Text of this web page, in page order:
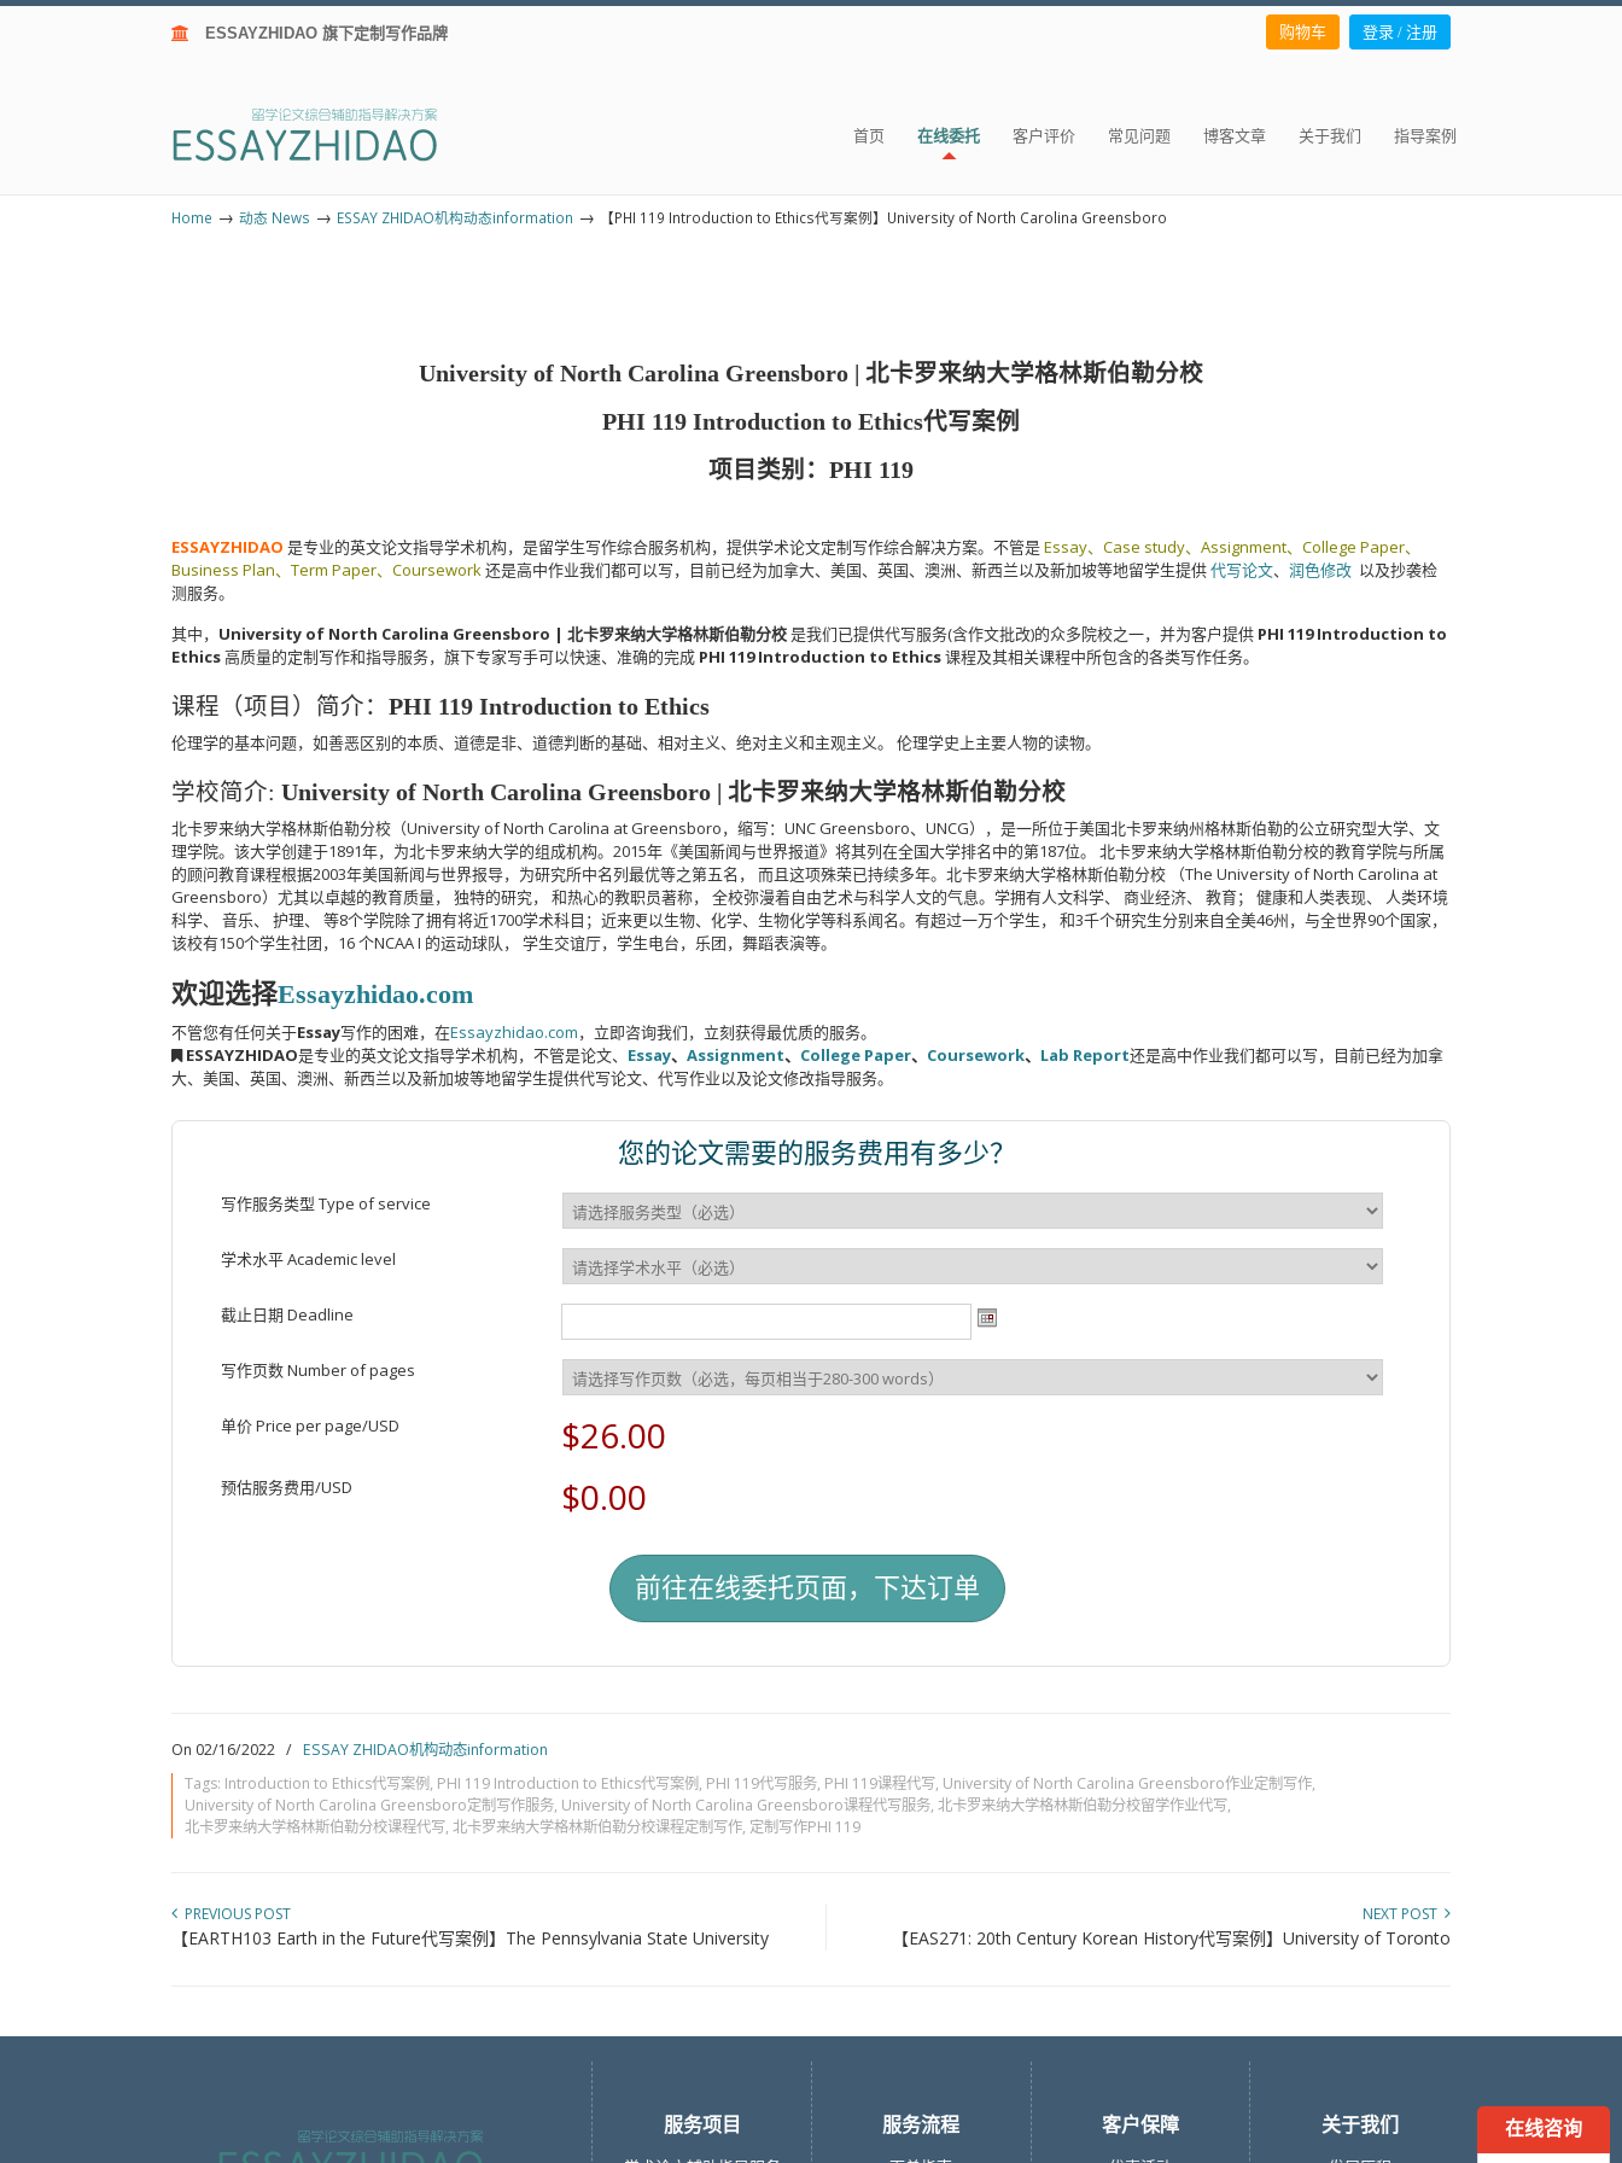
ESSAYZHIDAO 旗下定制写作品牌 购物车 登录 / 注册
首页 在线委托 客户评价 常见问题 博客文章 关于我们 指导案例
Home → 动态 News → ESSAY ZHIDAO机构动态information → 【PHI 119 Introduction to Ethics代写案例】University of North Carolina Greensboro
University of North Carolina Greensboro | 北卡罗来纳大学格林斯伯勒分校
PHI 119 Introduction to Ethics代写案例
项目类别：PHI 119
ESSAYZHIDAO 是专业的英文论文指导学术机构，是留学生写作综合服务机构，提供学术论文定制写作综合解决方案。不管是Essay、Case study、Assignment、College Paper、
Business Plan、Term Paper、Coursework还是高中作业我们都可以写，目前已经为加拿大、美国、英国、澳洲、新西兰以及新加坡等地留学生提供代写论文、 润色修改 以及抄袭检
测服务。
其中， University of North Carolina Greensboro | 北卡罗来纳大学格林斯伯勒分校是我们已提供代写服务(含作文批改)的众多院校之一，并为客户提供 PHI 119 Introduction to
Ethics高质量的定制写作和指导服务，旗下专家写手可以快速、准确的完成 PHI 119 Introduction to Ethics课程及其相关课程中所包含的各类写作任务。
课程（项目）简介： PHI 119 Introduction to Ethics
伦理学的基本问题，如善恶区别的本质、道德是非、道德判断的基础、相对主义、绝对主义和主观主义。 伦理学史上主要人物的读物。
学校简介: University of North Carolina Greensboro | 北卡罗来纳大学格林斯伯勒分校
北卡罗来纳大学格林斯伯勒分校（University of North Carolina at Greensboro，缩写：UNC Greensboro、UNCG），是一所位于美国北卡罗来纳州格林斯伯勒的公立研究型大学、文
理学院。该大学创建于1891年，为北卡罗来纳大学的组成机构。2015年《美国新闻与世界报道》将其列在全国大学排名中的第187位。 北卡罗来纳大学格林斯伯勒分校的教育学院与所属
的顾问教育课程根据2003年美国新闻与世界报导，为研究所中名列最优等之第五名， 而且这项殊荣已持续多年。北卡罗来纳大学格林斯伯勒分校 （The University of North Carolina at
Greensboro）尤其以卓越的教育质量， 独特的研究， 和热心的教职员著称， 全校弥漫着自由艺术与科学人文的气息。学拥有人文科学、 商业经济、 教育； 健康和人类表现、 人类环境
科学、 音乐、 护理、 等8个学院除了拥有将近1700学术科目；近来更以生物、化学、生物化学等科系闻名。有超过一万个学生， 和3千个研究生分别来自全美46州，与全世界90个国家，
该校有150个学生社团，16 个NCAA I 的运动球队， 学生交谊厅，学生电台，乐团，舞蹈表演等。
欢迎选择Essayzhidao.com
不管您有任何关于Essay写作的困难，在Essayzhidao.com，立即咨询我们，立刻获得最优质的服务。
ESSAYZHIDAO是专业的英文论文指导学术机构，不管是论文、 Essay、 Assignment、 College Paper、 Coursework、 Lab Report还是高中作业我们都可以写，目前已经为加拿
大、美国、英国、澳洲、新西兰以及新加坡等地留学生提供代写论文、代写作业以及论文修改指导服务。
您的论文需要的服务费用有多少？
写作服务类型 Type of service
学术水平 Academic level
截止日期 Deadline
写作页数 Number of pages
单价 Price per page/USD $26.00
预估服务费用/USD $0.00
On 02/16/2022 / ESSAY ZHIDAO机构动态information
Tags: Introduction to Ethics代写案例, PHI 119 Introduction to Ethics代写案例, PHI 119代写服务, PHI 119课程代写, University of North Carolina Greensboro作业定制写作,
University of North Carolina Greensboro定制写作服务, University of North Carolina Greensboro课程代写服务, 北卡罗来纳大学格林斯伯勒分校留学作业代写,
北卡罗来纳大学格林斯伯勒分校课程代写, 北卡罗来纳大学格林斯伯勒分校课程定制写作, 定制写作PHI 119
PREVIOUS POST
【EARTH103 Earth in the Future代写案例】The Pennsylvania State University
NEXT POST
【EAS271: 20th Century Korean History代写案例】University of Toronto
在线咨询
服务项目 服务流程 客户保障 关于我们